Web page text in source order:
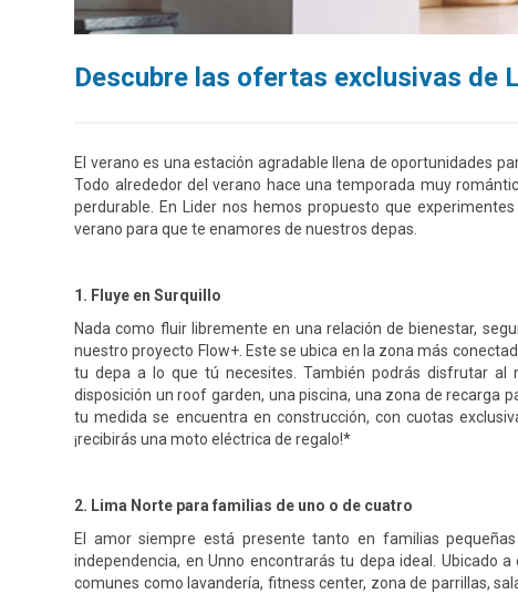
Descubre las ofertas exclusivas de
El verano es una estación agradable llena de oportunidades
Todo alrededor del verano hace una temporada muy
perdurable. En Lider nos hemos propuesto que
verano para que te enamores de nuestros depas.
1. Fluye en Surquillo
Nada como fluir libremente en una relación de bienestar,
nuestro proyecto Flow+. Este se ubica en la zona más
tu depa a lo que tú necesites. También podrás disfrutar al
disposición un roof garden, una piscina, una zona de recarga
tu medida se encuentra en construcción, con cuotas
¡recibirás una moto eléctrica de regalo!*
2. Lima Norte para familias de uno o de cuatro
El amor siempre está presente tanto en familias
independencia, en Unno encontrarás tu depa ideal. Ubicado
comunes como lavandería, fitness center, zona de parrillas,